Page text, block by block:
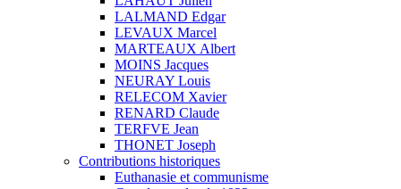
LALMAND Edgar
LEVAUX Marcel
MARTEAUX Albert
MOINS Jacques
NEURAY Louis
RELECOM Xavier
RENARD Claude
TERFVE Jean
THONET Joseph
Contributions historiques
Euthanasie et communisme